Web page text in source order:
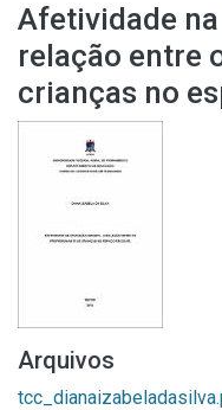
Afetividade
relação entre
crianças no
Arquivos